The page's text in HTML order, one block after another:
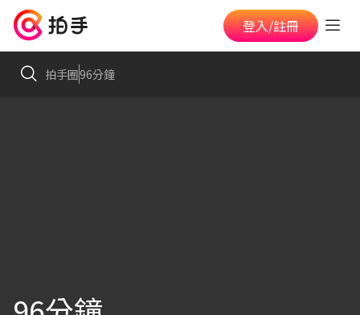
登入/註冊
拍手圈96分鐘